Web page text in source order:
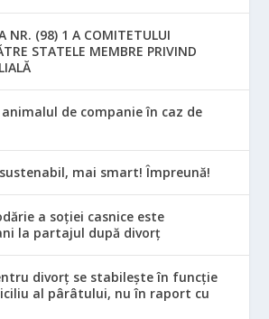
NR. (98) 1 A COMITETULUI
STATELE MEMBRE PRIVIND
de companie în caz de
mai smart! Împreună!
a soției casnice este
la partajul după divorț
divorț se stabilește în funcție
al pârâtului, nu în raport cu